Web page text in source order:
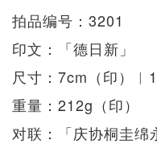
拍品编号：3201
印文：「德日新」
尺寸：7cm（印）
重量：212g（印）
对联：「庆协桐圭绵